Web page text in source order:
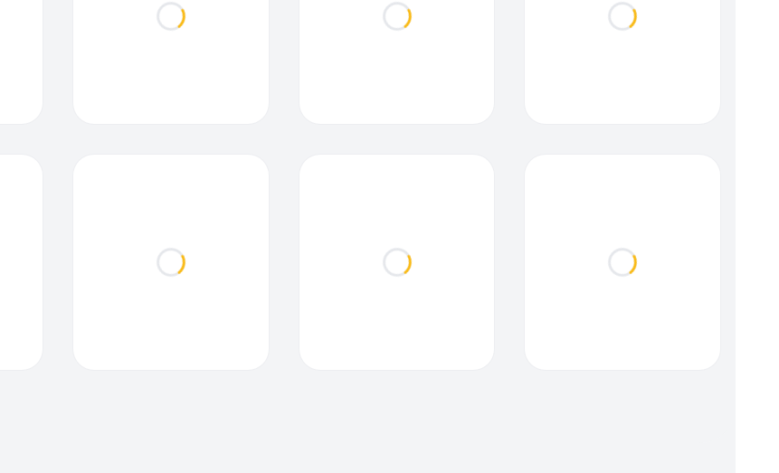
Loading... Loading... Loading...
Loading... Loading... Loading...